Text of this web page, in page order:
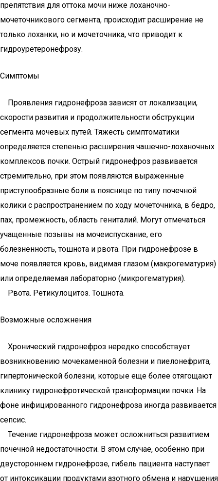
препятствия для оттока мочи ниже лоханочно-
мочеточникового сегмента, происходит расширение не
только лоханки, но и мочеточника, что приводит к
гидроуретеронефрозу.
Симптомы
Проявления гидронефроза зависят от локализации,
скорости развития и продолжительности обструкции
сегмента мочевых путей. Тяжесть симптоматики
определяется степенью расширения чашечно-лоханочных
комплексов почки. Острый гидронефроз развивается
стремительно, при этом появляются выраженные
приступообразные боли в пояснице по типу почечной
колики с распространением по ходу мочеточника, в бедро,
пах, промежность, область гениталий. Могут отмечаться
учащенные позывы на мочеиспускание, его
болезненность, тошнота и рвота. При гидронефрозе в
моче появляется кровь, видимая глазом (макрогематурия)
или определяемая лабораторно (микрогематурия).
Рвота. Ретикулоцитоз. Тошнота.
Возможные осложнения
Хронический гидронефроз нередко способствует
возникновению мочекаменной болезни и пиелонефрита,
гипертонической болезни, которые еще более отягощают
клинику гидронефротической трансформации почки. На
фоне инфицированного гидронефроза иногда развивается
сепсис.
Течение гидронефроза может осложниться развитием
почечной недостаточности. В этом случае, особенно при
двустороннем гидронефрозе, гибель пациента наступает
от интоксикации продуктами азотного обмена и нарушения